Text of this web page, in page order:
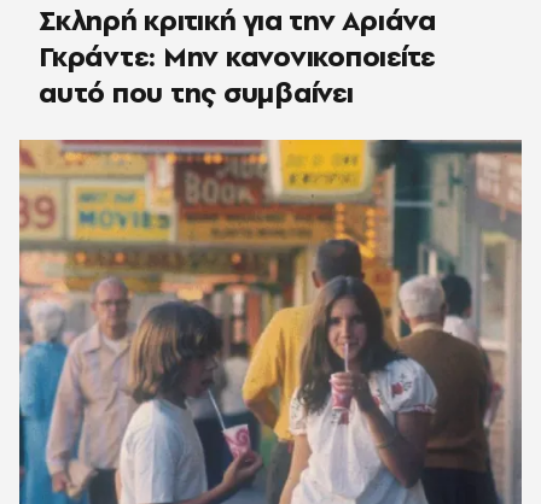
Σκληρή κριτική για την Αριάνα
Γκράντε: Μην κανονικοποιείτε
αυτό που της συμβαίνει